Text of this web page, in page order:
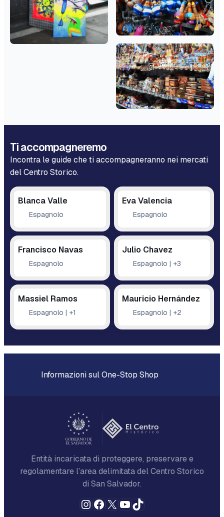
Ti accompagneremo
Incontra le guide che ti accompagneranno nei mercati
del Centro Storico.
Blanca Valle
Espagnolo
Eva Valencia
Espagnolo
Francisco Navas
Espagnolo
Julio Chavez
Espagnolo | +3
Massiel Ramos
Espagnolo | +1
Mauricio Hernández
Espagnolo | +2
Informazioni sul One-Stop Shop
Entità incaricata di proteggere, preservare e
regolamentare l’area delimitata del Centro Storico
di San Salvador.
Instagram
Facebook
X YouTube
TikTok